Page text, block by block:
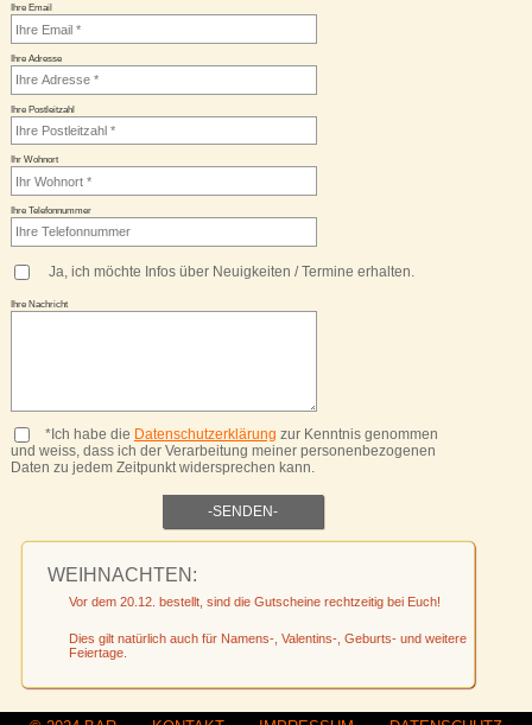
Ihre Email
Ihre Adresse
Ihre Postleitzahl
Ihr Wohnort
Ihre Telefonnummer
Ja, ich möchte Infos über Neuigkeiten / Termine erhalten.
Ihre Nachricht
*Ich habe die Datenschutzerklärung zur Kenntnis genommen
und weiss, dass ich der Verarbeitung meiner personenbezogenen
Daten zu jedem Zeitpunkt widersprechen kann.
WEIHNACHTEN:
Vor dem 20.12. bestellt, sind die Gutscheine rechtzeitig bei Euch!
Dies gilt natürlich auch für Namens-, Valentins-, Geburts- und weitere
Feiertage.